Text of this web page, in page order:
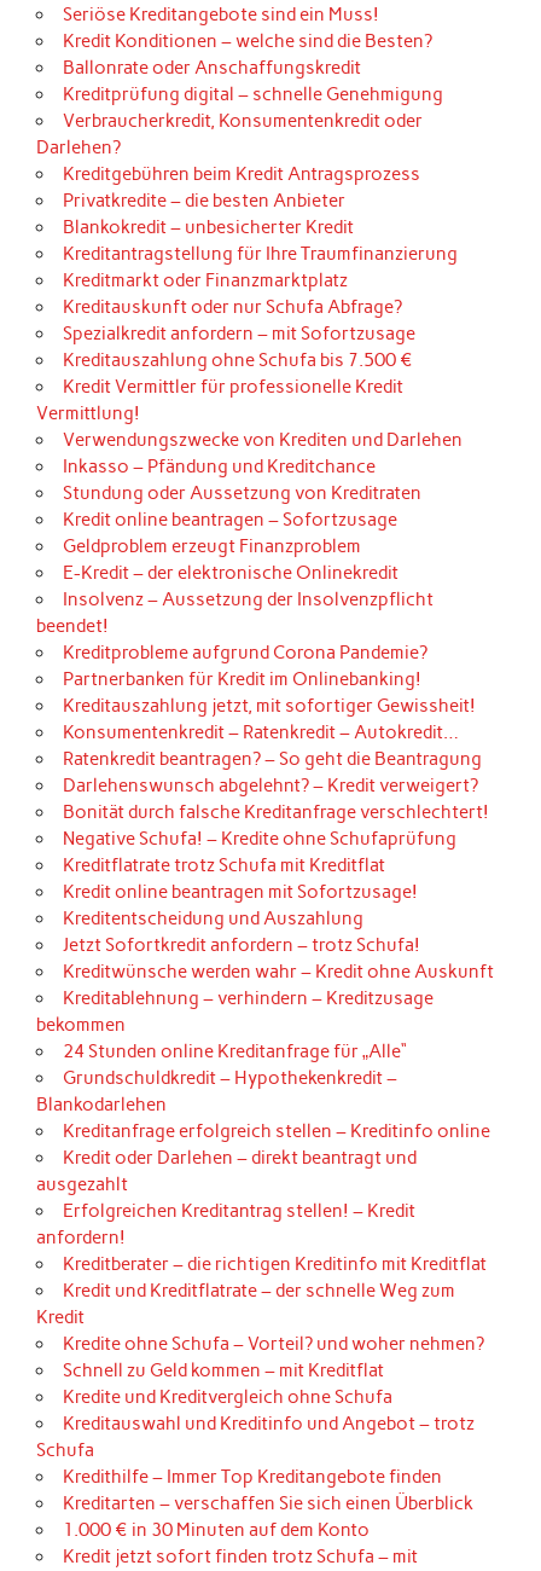
Seriöse Kreditangebote sind ein Muss!
Kredit Konditionen – welche sind die Besten?
Ballonrate oder Anschaffungskredit
Kreditprüfung digital – schnelle Genehmigung
Verbraucherkredit, Konsumentenkredit oder
Darlehen?
Kreditgebühren beim Kredit Antragsprozess
Privatkredite – die besten Anbieter
Blankokredit – unbesicherter Kredit
Kreditantragstellung für Ihre Traumfinanzierung
Kreditmarkt oder Finanzmarktplatz
Kreditauskunft oder nur Schufa Abfrage?
Spezialkredit anfordern – mit Sofortzusage
Kreditauszahlung ohne Schufa bis 7.500 €
Kredit Vermittler für professionelle Kredit
Vermittlung!
Verwendungszwecke von Krediten und Darlehen
Inkasso – Pfändung und Kreditchance
Stundung oder Aussetzung von Kreditraten
Kredit online beantragen – Sofortzusage
Geldproblem erzeugt Finanzproblem
E-Kredit – der elektronische Onlinekredit
Insolvenz – Aussetzung der Insolvenzpflicht
beendet!
Kreditprobleme aufgrund Corona Pandemie?
Partnerbanken für Kredit im Onlinebanking!
Kreditauszahlung jetzt, mit sofortiger Gewissheit!
Konsumentenkredit – Ratenkredit – Autokredit…
Ratenkredit beantragen? – So geht die Beantragung
Darlehenswunsch abgelehnt? – Kredit verweigert?
Bonität durch falsche Kreditanfrage verschlechtert!
Negative Schufa! – Kredite ohne Schufaprüfung
Kreditflatrate trotz Schufa mit Kreditflat
Kredit online beantragen mit Sofortzusage!
Kreditentscheidung und Auszahlung
Jetzt Sofortkredit anfordern – trotz Schufa!
Kreditwünsche werden wahr – Kredit ohne Auskunft
Kreditablehnung – verhindern – Kreditzusage
bekommen
24 Stunden online Kreditanfrage für „Alle“
Grundschuldkredit – Hypothekenkredit –
Blankodarlehen
Kreditanfrage erfolgreich stellen – Kreditinfo online
Kredit oder Darlehen – direkt beantragt und
ausgezahlt
Erfolgreichen Kreditantrag stellen! – Kredit
anfordern!
Kreditberater – die richtigen Kreditinfo mit Kreditflat
Kredit und Kreditflatrate – der schnelle Weg zum
Kredit
Kredite ohne Schufa – Vorteil? und woher nehmen?
Schnell zu Geld kommen – mit Kreditflat
Kredite und Kreditvergleich ohne Schufa
Kreditauswahl und Kreditinfo und Angebot – trotz
Schufa
Kredithilfe – Immer Top Kreditangebote finden
Kreditarten – verschaffen Sie sich einen Überblick
1.000 € in 30 Minuten auf dem Konto
Kredit jetzt sofort finden trotz Schufa – mit